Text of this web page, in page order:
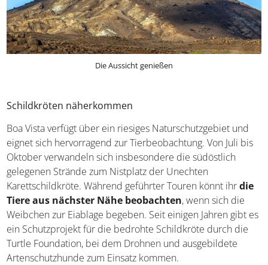
Die Aussicht genießen
Schildkröten näherkommen
Boa Vista verfügt über ein riesiges Naturschutzgebiet und
eignet sich hervorragend zur Tierbeobachtung. Von Juli bis
Oktober verwandeln sich insbesondere die südöstlich
gelegenen Strände zum Nistplatz der Unechten
Karettschildkröte. Während geführter Touren könnt ihrdie
Tiere aus nächster Nähe beobachten, wenn sich die
Weibchen zur Eiablage begeben. Seit einigen Jahren gibt es
ein Schutzprojekt für die bedrohte Schildkröte durch die
Turtle Foundation, bei dem Drohnen und ausgebildete
Artenschutzhunde zum Einsatz kommen.